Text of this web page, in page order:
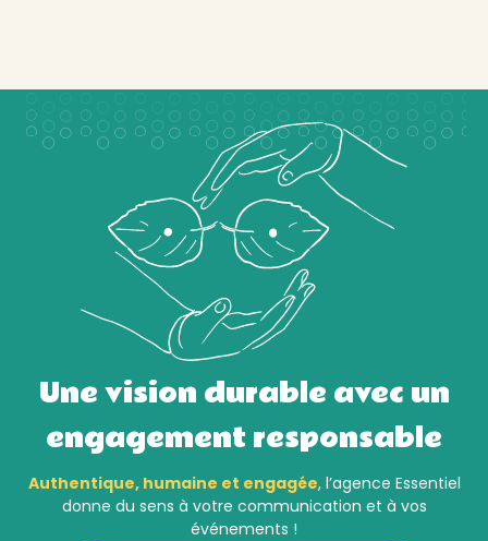
Une vision durable avec un
engagement responsable
Authentique, humaine et engagée, l’agence Essentiel
donne du sens à votre communication et à vos
événements !